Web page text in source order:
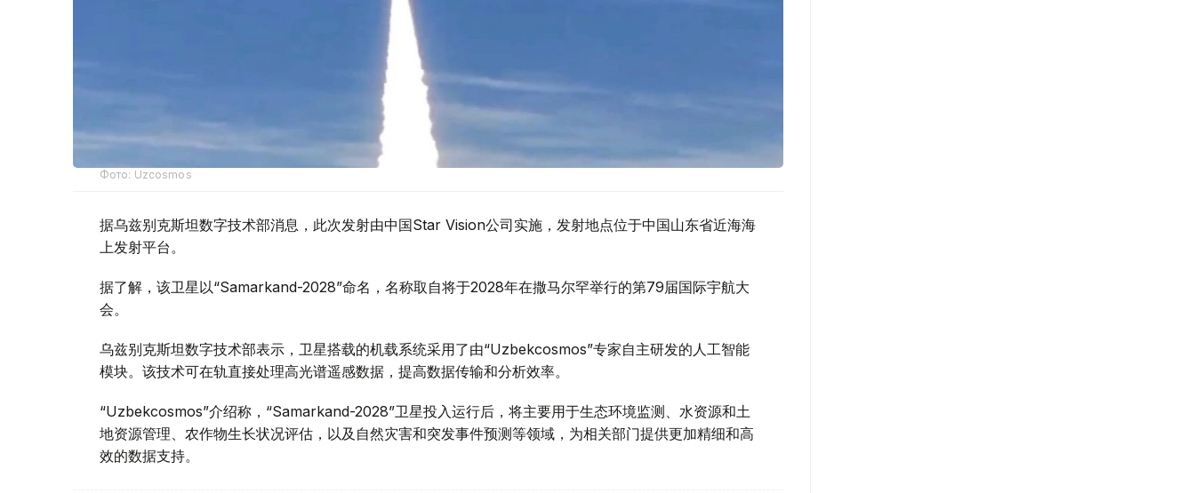
Фото: Uzcosmos
据乌兹别克斯坦数字技术部消息，此次发射由中国Star Vision公司实施，发射地点位于中国山东省近海海
上发射平台。
据了解，该卫星以“Samarkand-2028”命名，名称取自将于2028年在撒马尔罕举行的第79届国际宇航大
会。
乌兹别克斯坦数字技术部表示，卫星搭载的机载系统采用了由“Uzbekcosmos”专家自主研发的人工智能
模块。该技术可在轨直接处理高光谱遥感数据，提高数据传输和分析效率。
“Uzbekcosmos”介绍称，“Samarkand-2028”卫星投入运行后，将主要用于生态环境监测、水资源和土
地资源管理、农作物生长状况评估，以及自然灾害和突发事件预测等领域，为相关部门提供更加精细和高
效的数据支持。